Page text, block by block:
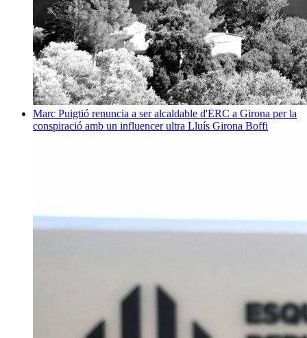
Marc Puigtió renuncia a ser alcaldable d'ERC a Girona per la
conspiració amb un influencer ultra Lluís Girona Boffi